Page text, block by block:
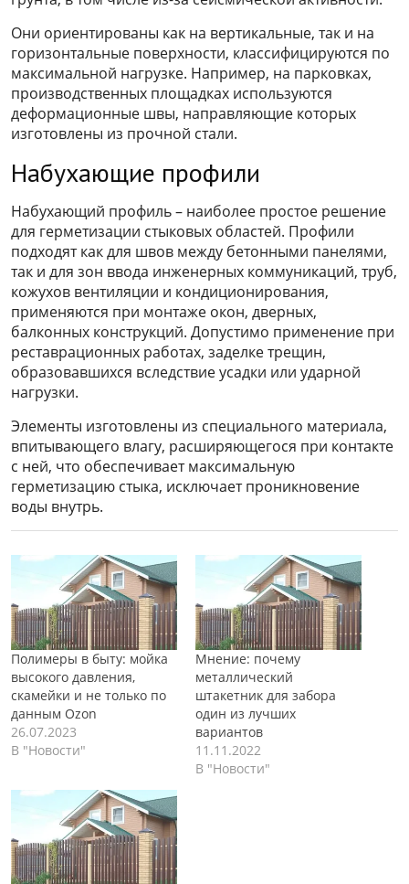
Они ориентированы как на вертикальные, так и на
горизонтальные поверхности, классифицируются по
максимальной нагрузке. Например, на парковках,
производственных площадках используются
деформационные швы, направляющие которых
изготовлены из прочной стали.
Набухающие профили
Набухающий профиль – наиболее простое решение
для герметизации стыковых областей. Профили
подходят как для швов между бетонными панелями,
так и для зон ввода инженерных коммуникаций, труб,
кожухов вентиляции и кондиционирования,
применяются при монтаже окон, дверных,
балконных конструкций. Допустимо применение при
реставрационных работах, заделке трещин,
образовавшихся вследствие усадки или ударной
нагрузки.
Элементы изготовлены из специального материала,
впитывающего влагу, расширяющегося при контакте
с ней, что обеспечивает максимальную
герметизацию стыка, исключает проникновение
воды внутрь.
Полимеры в быту: мойка
высокого давления,
скамейки и не только по
данным Ozon
26.07.2023
В "Новости"
Мнение: почему
металлический
штакетник для забора
один из лучших
вариантов
11.11.2022
В "Новости"